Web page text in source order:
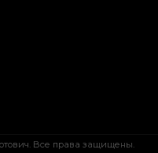
Все права защищены.